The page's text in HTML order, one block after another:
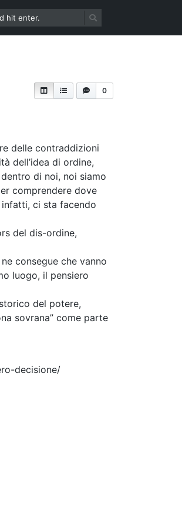
0
delle contraddizioni
dell’idea di ordine,
di noi, noi siamo
comprendere dove
ci sta facendo
del dis-ordine,
consegue che vanno
luogo, il pensiero
del potere,
sovrana” come parte
decisione/